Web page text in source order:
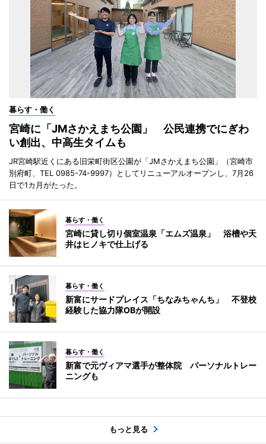
暮らす・働く
宮崎に「JMさかえまち公園」 公民連携でにぎわ
い創出、中高生タイムも
JR宮崎駅近くにある旧栄町街区公園が「JMさかえまち公園」（宮崎市
別府町、TEL 0985-74-9997）としてリニューアルオープンし、7月26
日で1カ月がたった。
暮らす・働く
宮崎に貸し切り個室温泉「エムズ温泉」 浴槽や天
井はヒノキで仕上げる
暮らす・働く
新富にサードプレイス「ちなみちゃんち」 不登校
経験した協力隊OBが開設
暮らす・働く
新富で元ヴィアマ選手が整体院 パーソナルトレー
ニングも
もっと見る